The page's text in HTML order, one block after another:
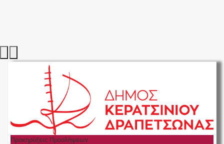
Προκηρύξεις Προσλήψεων